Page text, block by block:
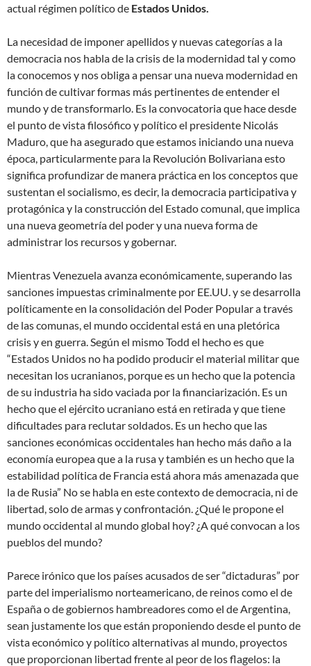
actual régimen político de Estados Unidos.
La necesidad de imponer apellidos y nuevas categorías a la
democracia nos habla de la crisis de la modernidad tal y como
la conocemos y nos obliga a pensar una nueva modernidad en
función de cultivar formas más pertinentes de entender el
mundo y de transformarlo. Es la convocatoria que hace desde
el punto de vista filosófico y político el presidente Nicolás
Maduro, que ha asegurado que estamos iniciando una nueva
época, particularmente para la Revolución Bolivariana esto
significa profundizar de manera práctica en los conceptos que
sustentan el socialismo, es decir, la democracia participativa y
protagónica y la construcción del Estado comunal, que implica
una nueva geometría del poder y una nueva forma de
administrar los recursos y gobernar.
Mientras Venezuela avanza económicamente, superando las
sanciones impuestas criminalmente por EE.UU. y se desarrolla
políticamente en la consolidación del Poder Popular a través
de las comunas, el mundo occidental está en una pletórica
crisis y en guerra. Según el mismo Todd el hecho es que
“Estados Unidos no ha podido producir el material militar que
necesitan los ucranianos, porque es un hecho que la potencia
de su industria ha sido vaciada por la financiarización. Es un
hecho que el ejército ucraniano está en retirada y que tiene
dificultades para reclutar soldados. Es un hecho que las
sanciones económicas occidentales han hecho más daño a la
economía europea que a la rusa y también es un hecho que la
estabilidad política de Francia está ahora más amenazada que
la de Rusia” No se habla en este contexto de democracia, ni de
libertad, solo de armas y confrontación. ¿Qué le propone el
mundo occidental al mundo global hoy? ¿A qué convocan a los
pueblos del mundo?
Parece irónico que los países acusados de ser “dictaduras” por
parte del imperialismo norteamericano, de reinos como el de
España o de gobiernos hambreadores como el de Argentina,
sean justamente los que están proponiendo desde el punto de
vista económico y político alternativas al mundo, proyectos
que proporcionan libertad frente al peor de los flagelos: la